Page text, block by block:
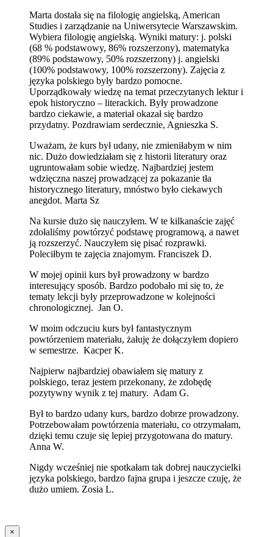
Marta dostała się na filologię angielską, American
Studies i zarządzanie na Uniwersytecie Warszawskim.
Wybiera filologię angielską. Wyniki matury: j. polski
(68 % podstawowy, 86% rozszerzony), matematyka
(89% podstawowy, 50% rozszerzony) j. angielski
(100% podstawowy, 100% rozszerzony). Zajęcia z
języka polskiego były bardzo pomocne.
Uporządkowały wiedzę na temat przeczytanych lektur i
epok historyczno – literackich. Były prowadzone
bardzo ciekawie, a materiał okazał się bardzo
przydatny. Pozdrawiam serdecznie, Agnieszka S.
Uważam, że kurs był udany, nie zmieniłabym w nim
nic. Dużo dowiedziałam się z historii literatury oraz
ugruntowałam sobie wiedzę. Najbardziej jestem
wdzięczna naszej prowadzącej za pokazanie tła
historycznego literatury, mnóstwo było ciekawych
anegdot. Marta Sz
Na kursie dużo się nauczyłem. W te kilkanaście zajęć
zdołaliśmy powtórzyć podstawę programową, a nawet
ją rozszerzyć. Nauczyłem się pisać rozprawki.
Poleciłbym te zajęcia znajomym. Franciszek D.
W mojej opinii kurs był prowadzony w bardzo
interesujący sposób. Bardzo podobało mi się to, że
tematy lekcji były przeprowadzone w kolejności
chronologicznej. Jan O.
W moim odczuciu kurs był fantastycznym
powtórzeniem materiału, żałuję że dołączyłem dopiero
w semestrze. Kacper K.
Najpierw najbardziej obawiałem się matury z
polskiego, teraz jestem przekonany, że zdobędę
pozytywny wynik z tej matury. Adam G.
Był to bardzo udany kurs, bardzo dobrze prowadzony.
Potrzebowałam powtórzenia materiału, co otrzymałam,
dzięki temu czuje się lepiej przygotowana do matury.
Anna W.
Nigdy wcześniej nie spotkałam tak dobrej nauczycielki
języka polskiego, bardzo fajna grupa i jeszcze czuję, że
dużo umiem. Zosia L.
×